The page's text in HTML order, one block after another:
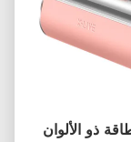
ذو الألوان